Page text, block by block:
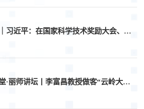
思想领航｜习近平：在国家科学技术奖励大会、两院院士大会、中国科协第十一次全国代表大会上的讲话
云岭大讲堂·丽师讲坛丨李富昌教授做客“云岭大讲堂·丽师讲坛”